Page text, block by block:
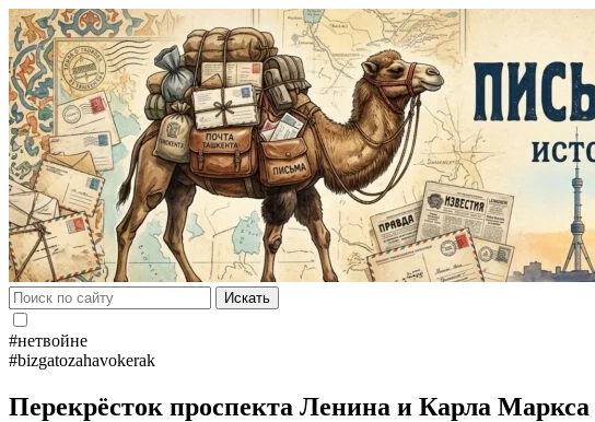
Искать
#нетвойне
#bizgatozahavokerak
Перекрёсток проспекта Ленина и Карла Маркса